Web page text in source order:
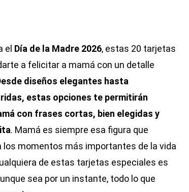
el Día de la Madre 2026, estas 20 tarjetas
a felicitar a mamá con un detalle
diseños elegantes hasta
estas opciones te permitirán
con frases cortas, bien elegidas y
. Mamá es siempre esa figura que
momentos más importantes de la vida
de estas tarjetas especiales es
sea por un instante, todo lo que